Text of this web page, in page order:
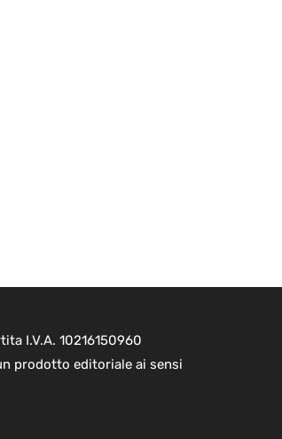
I.V.A. 10216150960
prodotto editoriale ai sensi